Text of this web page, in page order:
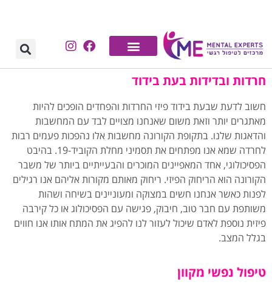
חרדות ובדידות בעת בידוד
חשוב לדעת שבעת בידוד פיזי החרדות והפחדים הופכים להיות
מאתגרים יותר וזאת משום שאנחנו מצויים לבד עם המחשבות
והדאגות שלנו. בתקופת הקורונה מחשבות אלו נהפכות פעמים רבות
לחרדה שמא אנו מפתחים את תסמיני מחלת הקוביד-19. בהיבט
הפסיכולוגי, אחד המאפיינים המוכרים והבעייתיים ביותר של משבר
הקורונה הוא הריחוק הפיזי. ריחוק מאותם מקורות אליהם אנו רגילים
לפנות כאשר אנחנו חשים במצוקה ומעוניינים בשיחה ושהות
משותפת עם חבר טוב, חיבוק, פגישה עם הפסיכולוג או כל קירבה
פיזית נוספת לאדם שיכול לעזור לנו להפיג את המתח אותו אנו חווים
בגלל המצב.
טיפול נפשי מקוון